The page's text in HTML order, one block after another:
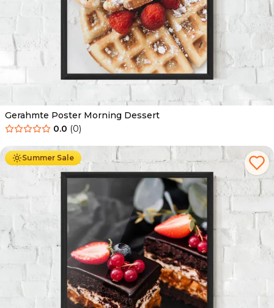
Gerahmte Poster Morning Dessert
0.0 (0)
Summer Sale
Ab 49.90 € 29.90